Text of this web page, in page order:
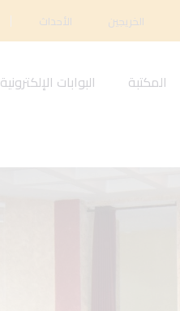
الخريجين الأحداث
المكتبة البوابات الإلكترونية